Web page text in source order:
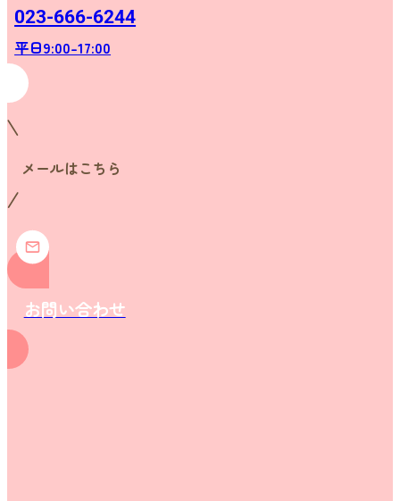
023-666-6244
平日9:00-17:00
メールはこちら
お問い合わせ